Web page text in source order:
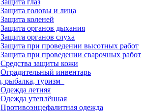
Защита глаз
Защита головы и лица
Защита коленей
Защита органов дыхания
Защита органов слуха
Защита при проведении высотных работ
Защита при проведении сварочных работ
Средства защиты кожи
Оградительный инвентарь
рыбалка, туризм
Одежда летняя
Одежда утеплённая
Противоэнцефалитная одежда